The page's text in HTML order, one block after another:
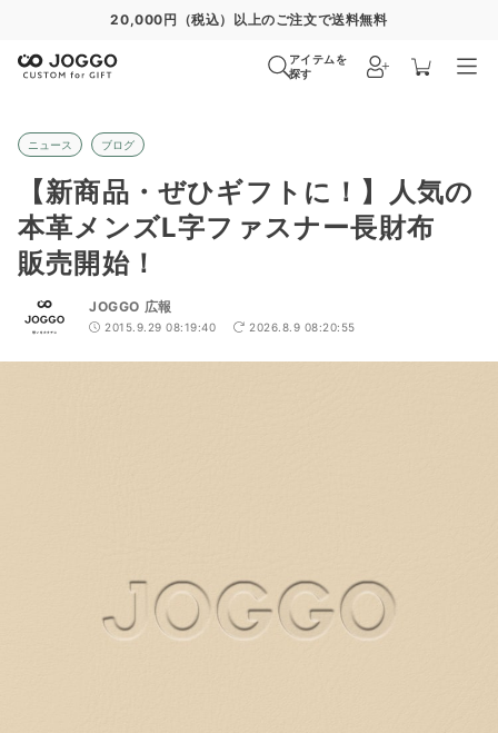
20,000円（税込）以上のご注文で送料無料
アイテムを
探す
ニュース ブログ
【新商品・ぜひギフトに！】人気の
本革メンズL字ファスナー長財布
販売開始！
JOGGO 広報
2015.9.29 08:19:40 2026.8.9 08:20:55